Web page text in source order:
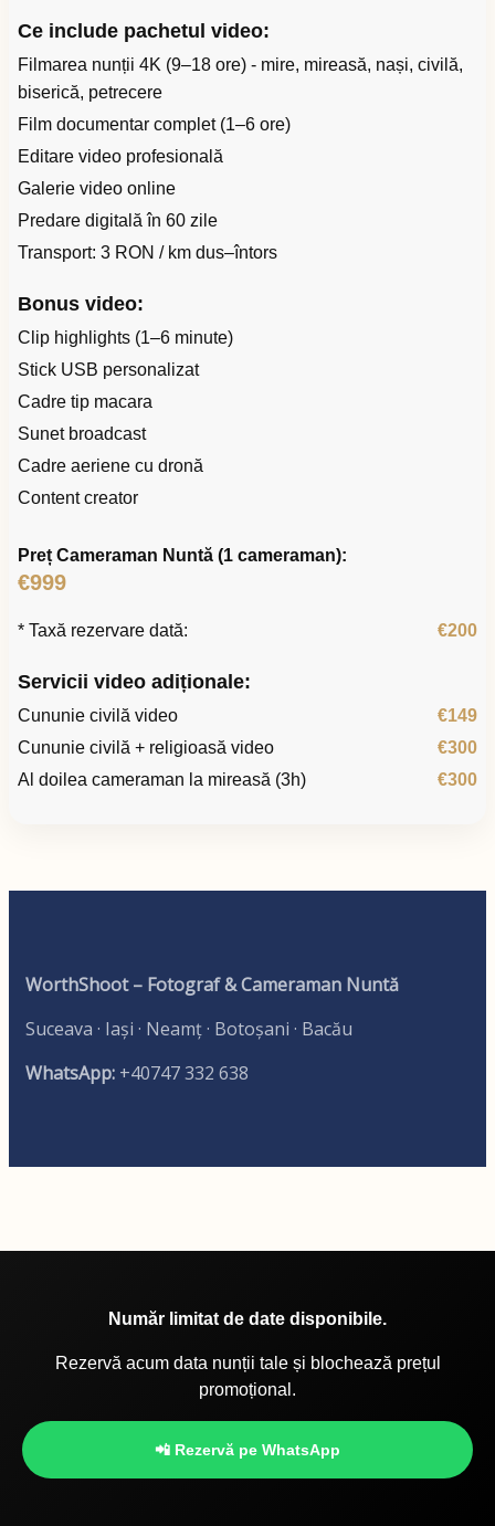
Ce include pachetul video:
Filmarea nunții 4K (9–18 ore) - mire, mireasă, nași, civilă,
biserică, petrecere
Film documentar complet (1–6 ore)
Editare video profesională
Galerie video online
Predare digitală în 60 zile
Transport: 3 RON / km dus–întors
Bonus video:
Clip highlights (1–6 minute)
Stick USB personalizat
Cadre tip macara
Sunet broadcast
Cadre aeriene cu dronă
Content creator
Preț Cameraman Nuntă (1 cameraman):
€999
* Taxă rezervare dată: €200
Servicii video adiționale:
Cununie civilă video
€149
Cununie civilă + religioasă video
€300
Al doilea cameraman la mireasă (3h)
€300
WorthShoot – Fotograf & Cameraman Nuntă
Suceava · Iași · Neamț · Botoșani · Bacău
WhatsApp: +40747 332 638
Număr limitat de date disponibile.
Rezervă acum data nunții tale și blochează prețul
promoțional.
📲 Rezervă pe WhatsApp